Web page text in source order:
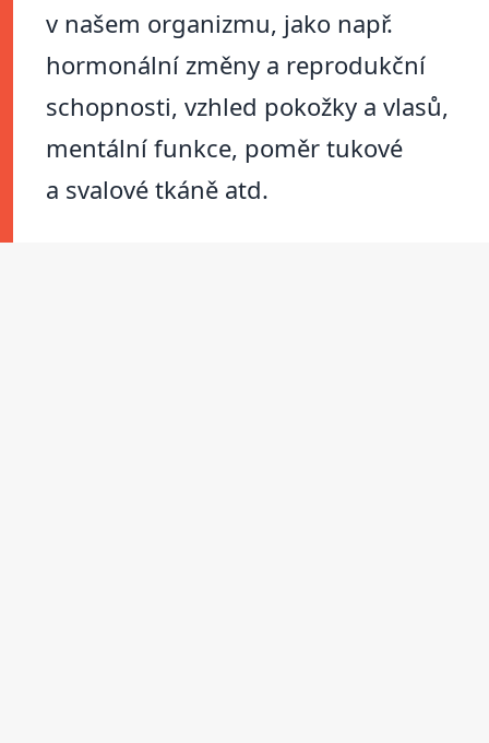
v našem organizmu, jako např.
hormonální změny a reprodukční
schopnosti, vzhled pokožky a vlasů,
mentální funkce, poměr tukové
a svalové tkáně atd.